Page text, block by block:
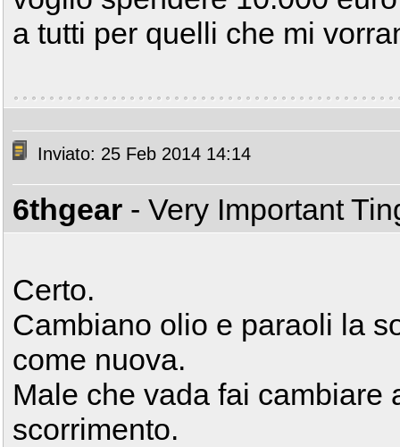
a tutti per quelli che mi
Inviato: 25 Feb 2014 14:14
6thgear - Very Important
Certo.
Cambiano olio e paraoli la
come nuova.
Male che vada fai cambiare
scorrimento.